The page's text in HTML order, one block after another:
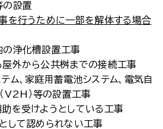
の設置
を行うために一部を解体する場合
浄化槽設置工事
外から公共桝までの接続工事
ム、家庭用蓄電池システム、電気自
V2H）等の設置工事
を受けようとしている工事
して認められない工事